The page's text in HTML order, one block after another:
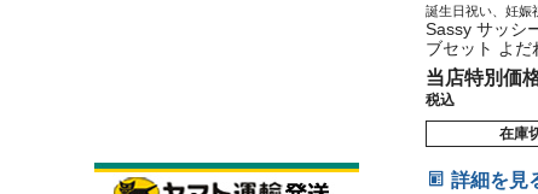
誕生日祝い、妊娠
い、出産内祝い、
レゼント
Sassy サッシ
ブセット よだ
の子 女の子 ギ
当店特別価
税込
在庫
詳細を見